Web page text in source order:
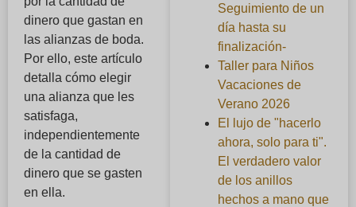
dinero que gastan en
las alianzas de boda.
Por ello, este artículo
detalla cómo elegir
una alianza que les
satisfaga,
independientemente
de la cantidad de
dinero que se gasten
en ella.
Seguimiento de un
día hasta su
finalización-
Taller para Niños
Vacaciones de
Verano 2026
El lujo de "hacerlo
ahora, solo para ti".
El verdadero valor
de los anillos
hechos a mano que